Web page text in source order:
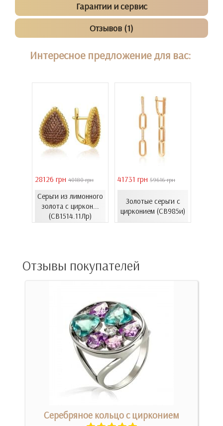
Гарантии и сервис
Отзывов (1)
Интересное предложение для вас:
28126 грн 40180 грн
Серьги из лимонного
золота с циркон...
(СВ1514.11Лр)
41731 грн 59616 грн
Золотые серьги с
цирконием (СВ985и)
Отзывы покупателей
Серебряное кольцо с цирконием